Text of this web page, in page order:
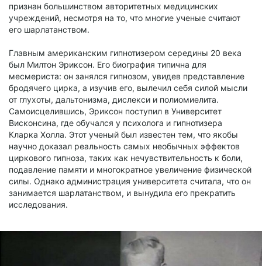
признан большинством авторитетных медицинских
учреждений, несмотря на то, что многие ученые считают
его шарлатанством.
Главным американским гипнотизером середины 20 века
был Милтон Эриксон. Его биография типична для
месмериста: он занялся гипнозом, увидев представление
бродячего цирка, а изучив его, вылечил себя силой мысли
от глухоты, дальтонизма, дислекси и полиомиелита.
Самоисцелившись, Эриксон поступил в Университет
Висконсина, где обучался у психолога и гипнотизера
Кларка Холла. Этот ученый был известен тем, что якобы
научно доказал реальность самых необычных эффектов
циркового гипноза, таких как нечувствительность к боли,
подавление памяти и многократное увеличение физической
силы. Однако администрация университета считала, что он
занимается шарлатанством, и вынудила его прекратить
исследования.